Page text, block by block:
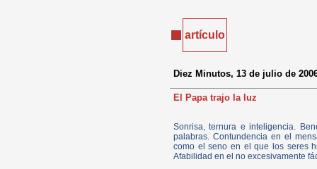
artículo
Diez Minutos, 13 de julio de
El Papa trajo la luz
Sonrisa, ternura e inteligencia.
palabras. Contundencia en el
como el seno en el que los seres
Afabilidad en el no excesivamente